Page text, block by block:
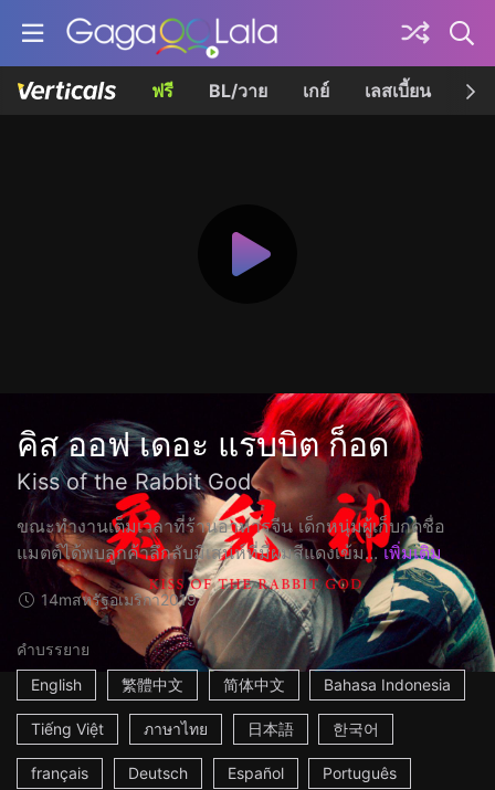
ฟรี BL/วาย เกย์ เลสเบี้ยน เค
คิส ออฟ เดอะ แรบบิต ก็อด
Kiss of the Rabbit God
ขณะทำงานเต็มเวลาที่ร้านอาหารจีน เด็กหนุ่มผู้เก็บกดชื่อ
แมตต์ได้พบลูกค้าลึกลับมีเสน่ห์ที่มีผมสีแดงเข้ม... เพิ่มเติม
14mสหรัฐอเมริกา2019
คำบรรยาย
English
繁體中文 简体中文 Bahasa Indonesia
Tiếng Việt ภาษาไทย 日本語 한국어
français Deutsch Español Português